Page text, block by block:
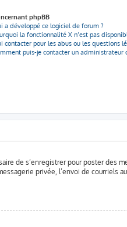
phpBB
a développé ce logiciel de forum ?
la fonctionnalité X n’est pas
contacter pour les abus ou les questions
puis-je contacter un administrateur
de s’enregistrer pour poster des
privée, l’envoi de courriels